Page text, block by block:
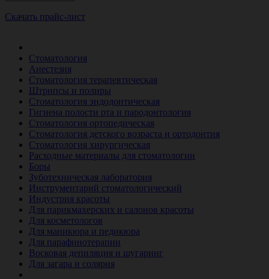
Скачать прайс-лист
Стоматология
Анестезия
Стоматология терапевтическая
Штрипсы и полиры
Стоматология эндодонтическая
Гигиена полости рта и пародонтология
Стоматология ортопедическая
Стоматология детского возраста и ортодонтия
Стоматология хирургическая
Расходные материалы для стоматологии
Боры
Зуботехническая лаборатория
Инструментарий стоматологический
Индустрия красоты
Для парикмахерских и салонов красоты
Для косметологов
Для маникюра и педикюра
Для парафинотерапии
Восковая депиляция и шугаринг
Для загара и солярия